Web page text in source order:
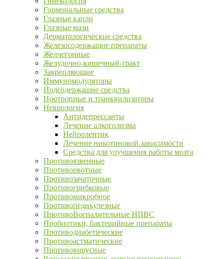
Гормональные средства
Глазные капли
Глазные мази
Дерматологические средства
Железосодержащие препараты
Желчегонные
Желудочно-кишечный-тракт
Закрепляющие
Иммуномодуляторы
Йодсодержащие средства
Ноотропные и транквилизаторы
Неврология
Антидепрессанты
Лечение алкоголизма
Нейролептик
Лечение никотиновой зависимости
Средства для улучшения работы мозга
Противоязвенные
Противорвотные
Противозачаточные
Противогрибковые
Противомикробное
Противопедикулезные
ПротивоВоспалительные НПВС
Пробиотики, бактерийные препараты
Противодиабетические
Противоастматические
Противовирусные